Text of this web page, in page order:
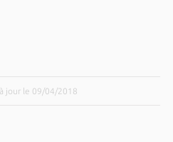
jour le 09/04/2018